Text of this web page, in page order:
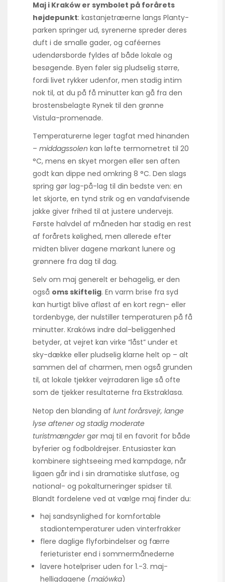
Maj i Kraków er symbolet på forårets
højdepunkt: kastanjetræerne langs Planty-
parken springer ud, syrenerne spreder deres
duft i de smalle gader, og caféernes
udendørs­borde fyldes af både lokale og
besøgende. Byen føler sig pludselig større,
fordi livet rykker udenfor, men stadig intim
nok til, at du på få minutter kan gå fra den
brostensbelagte Rynek til den grønne
Vistula-promenade.
Temperaturerne leger tagfat med hinanden
– middagssolen kan løfte termometret til 20
°C, mens en skyet morgen eller sen aften
godt kan dippe ned omkring 8 °C. Den slags
spring gør lag-på-lag til din bedste ven: en
let skjorte, en tynd strik og en vandafvisende
jakke giver frihed til at justere undervejs.
Første halvdel af måneden har stadig en rest
af forårets kølighed, men allerede efter
midten bliver dagene markant lunere og
grønnere fra dag til dag.
Selv om maj generelt er behagelig, er den
også oms skiftelig. En varm brise fra syd
kan hurtigt blive afløst af en kort regn- eller
tordenbyge, der nulstiller temperaturen på få
minutter. Krakóws indre dal-beliggenhed
betyder, at vejret kan virke “låst” under et
sky-dække eller pludselig klarne helt op – alt
sammen del af charmen, men også grunden
til, at lokale tjekker vejrradaren lige så ofte
som de tjekker resultaterne fra Ekstraklasa.
Netop den blanding af lunt forårsvejr, lange
lyse aftener og stadig moderate
turistmængdergør maj til en favorit for både
byferier og fodboldrejser. Entusiaster kan
kombinere sightseeing med kampdage, når
ligaen går ind i sin dramatiske slutfase, og
national- og pokalturneringer spidser til.
Blandt fordelene ved at vælge maj finder du:
høj sandsynlighed for komfortable
stadion­temperaturer uden vinterfrakker
flere daglige flyforbindelser og færre
ferieturister end i sommermånederne
lavere hotelpriser uden for 1.-3. maj-
helligdagene (majówka)